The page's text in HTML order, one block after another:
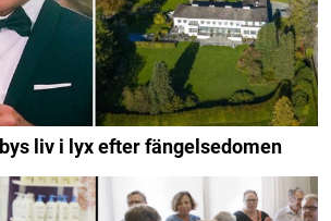
liv i lyx efter fängelsedomen